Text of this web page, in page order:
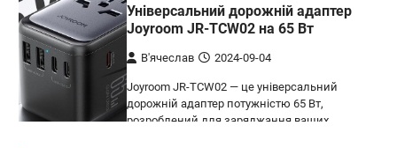
Універсальний дорожній адаптер
Joyroom JR-TCW02 на 65 Вт
В'ячеслав 2024-09-04
Joyroom JR-TCW02 — це універсальний
дорожній адаптер потужністю 65 Вт,
розроблений для заряджання ваших